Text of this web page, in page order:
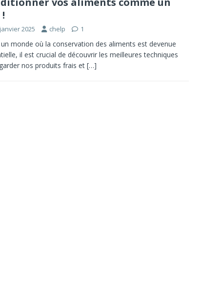
2025 chelp 1
monde où la conservation des aliments est devenue
il est crucial de découvrir les meilleures techniques
nos produits frais et […]